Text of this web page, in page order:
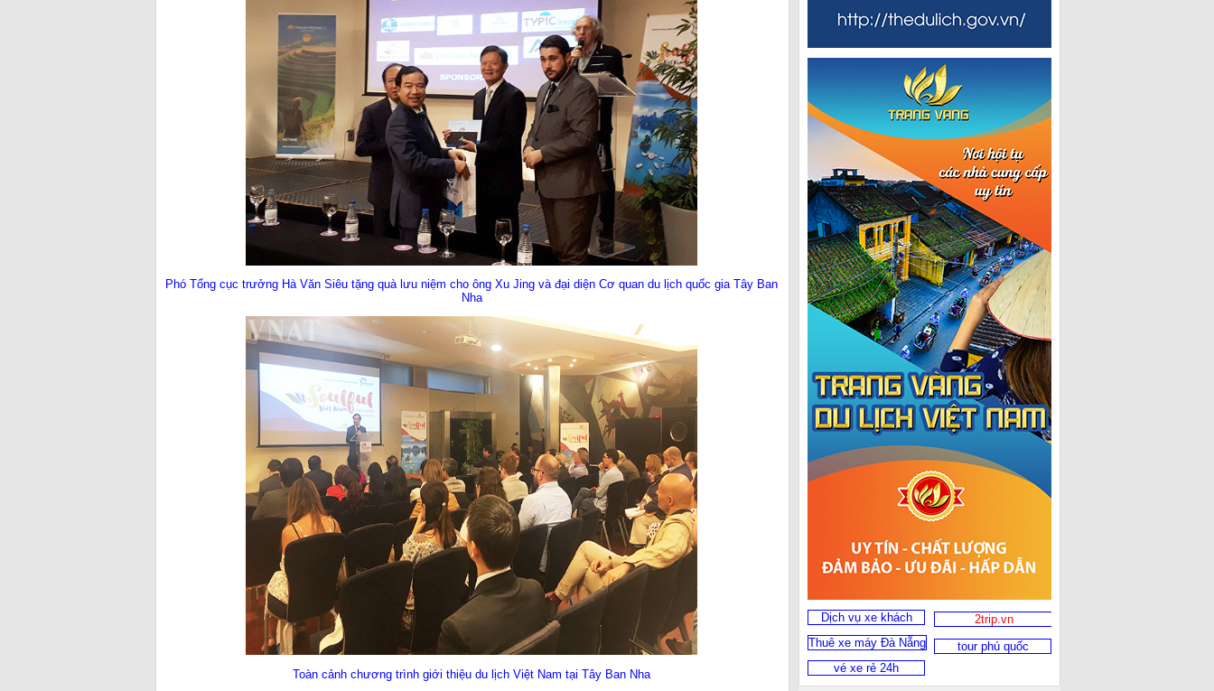
Phó Tổng cục trưởng Hà Văn Siêu tặng quà lưu niệm cho ông Xu Jing và đại diện Cơ quan du lịch quốc gia Tây Ban
Nha
Toàn cảnh chương trình giới thiệu du lịch Việt Nam tại Tây Ban Nha
Dịch vụ xe khách
2trip.vn
Thuê xe máy Đà Nẵng
tour phú quốc
vé xe rẻ 24h